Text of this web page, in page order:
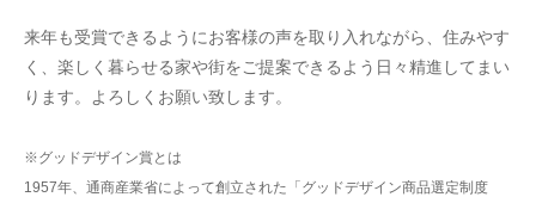
来年も受賞できるようにお客様の声を取り入れながら、住みやす
く、楽しく暮らせる家や街をご提案できるよう日々精進してまい
ります。
よろしくお願い致します。
※グッドデザイン賞とは
1957年、通商産業省によって創立された「グッドデザイン商品選定制度